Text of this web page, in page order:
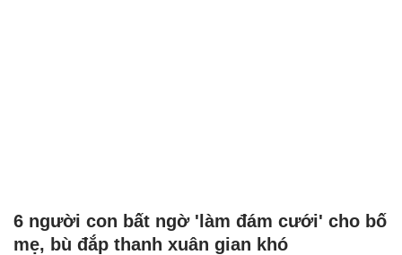
6 người con bất ngờ 'làm đám cưới' cho bố
mẹ, bù đắp thanh xuân gian khó